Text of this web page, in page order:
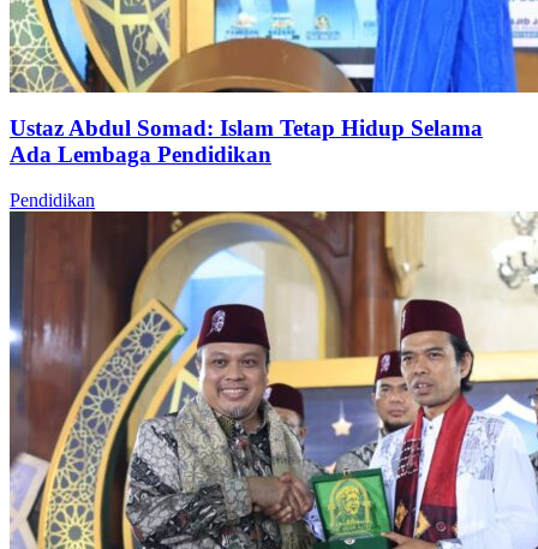
Ustaz Abdul Somad: Islam Tetap Hidup Selama
Ada Lembaga Pendidikan
Pendidikan